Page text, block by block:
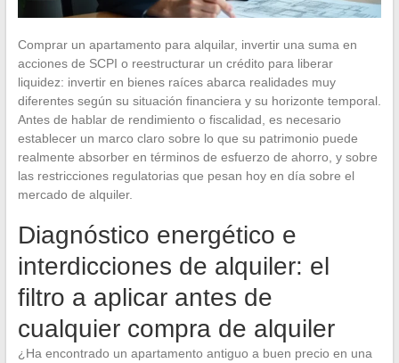
Comprar un apartamento para alquilar, invertir una suma en
acciones de SCPI o reestructurar un crédito para liberar
liquidez: invertir en bienes raíces abarca realidades muy
diferentes según su situación financiera y su horizonte temporal.
Antes de hablar de rendimiento o fiscalidad, es necesario
establecer un marco claro sobre lo que su patrimonio puede
realmente absorber en términos de esfuerzo de ahorro, y sobre
las restricciones regulatorias que pesan hoy en día sobre el
mercado de alquiler.
Diagnóstico energético e
interdicciones de alquiler: el
filtro a aplicar antes de
cualquier compra de alquiler
¿Ha encontrado un apartamento antiguo a buen precio en una